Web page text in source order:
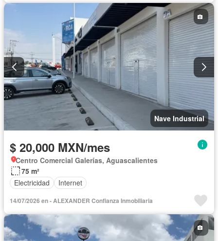
Nave Industrial
$ 20,000 MXN/mes
Centro Comercial Galerías, Aguascalientes
75 m²
Electricidad
Internet
14/07/2026 en - ALEXANDER Confianza Inmobiliaria